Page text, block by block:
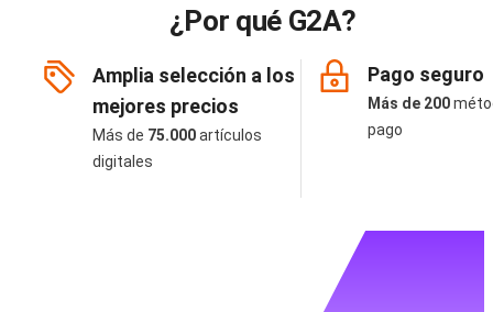
¿Por qué G2A?
Amplia selección a los
mejores precios
Más de 75.000artículos
digitales
Pago seguro
Más de 200
pago